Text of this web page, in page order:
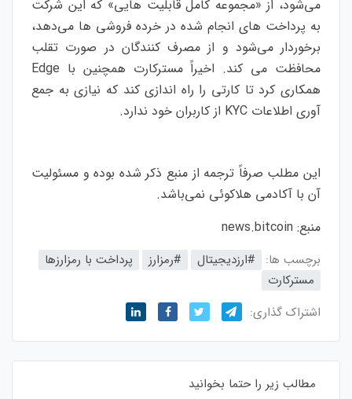
می‌شود، از «مجموعه کامل قابلیت هایی» که این شرکت
به پرداخت های انجام شده در خرده فروشی ها می‌دهد،
برخوردار می‌شود و از مصرف کنندگان در صورت تقلب
محافظت می کند. اخیراً مسترکارت همچنین با Edge
همکاری کرد تا کارتی را راه اندازی کند که نیازی به جمع
آوری اطلاعات KYC از کاربران خود ندارد.
این مطلب صرفاً ترجمه از منبع ذکر شده بوده و مسئولیت
آن با آکادمی هلاکوئی نمی‌باشد.
منبع: news.bitcoin
برچسب ها: #ارزدیجیتال #رمزارز
پرداخت با رمزارزها
مسترکارت
اشتراک گذاری:
مطالب زیر را حتما بخوانید